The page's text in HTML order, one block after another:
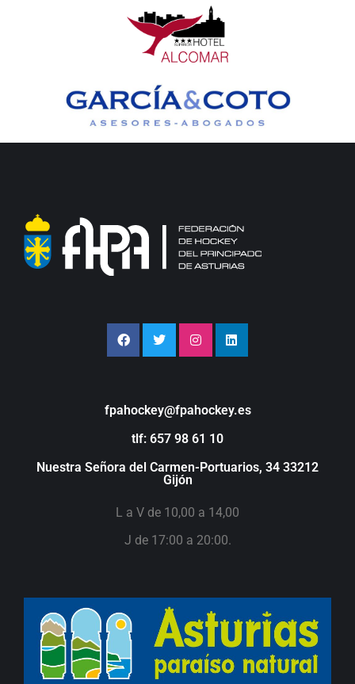
fpahockey@fpahockey.es
tlf: 657 98 61 10
Nuestra Señora del Carmen-Portuarios, 34 33212
Gijón
L a V de 10,00 a 14,00
J de 17:00 a 20:00.